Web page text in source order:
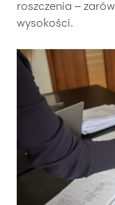
roszczenia –
wysokości.